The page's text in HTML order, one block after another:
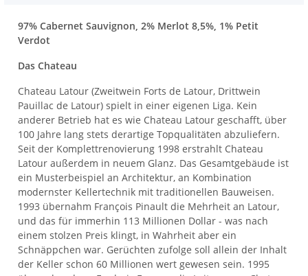
97% Cabernet Sauvignon, 2% Merlot 8,5%, 1% Petit
Verdot
Das Chateau
Chateau Latour (Zweitwein Forts de Latour, Drittwein
Pauillac de Latour) spielt in einer eigenen Liga. Kein
anderer Betrieb hat es wie Chateau Latour geschafft, über
100 Jahre lang stets derartige Topqualitäten abzuliefern.
Seit der Komplettrenovierung 1998 erstrahlt Chateau
Latour außerdem in neuem Glanz. Das Gesamtgebäude ist
ein Musterbeispiel an Architektur, an Kombination
modernster Kellertechnik mit traditionellen Bauweisen.
1993 übernahm François Pinault die Mehrheit an Latour,
und das für immerhin 113 Millionen Dollar - was nach
einem stolzen Preis klingt, in Wahrheit aber ein
Schnäppchen war. Gerüchten zufolge soll allein der Inhalt
der Keller schon 60 Millionen wert gewesen sein. 1995